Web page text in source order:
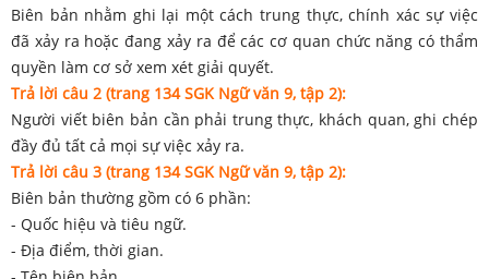
Biên bản nhằm ghi lại một cách trung thực, chính xác sự việc
đã xảy ra hoặc đang xảy ra để các cơ quan chức năng có thẩm
quyền làm cơ sở xem xét giải quyết.
Trả lời câu 2 (trang 134 SGK Ngữ văn 9, tập 2):
Người viết biên bản cần phải trung thực, khách quan, ghi chép
đầy đủ tất cả mọi sự việc xảy ra.
Trả lời câu 3 (trang 134 SGK Ngữ văn 9, tập 2):
Biên bản thường gồm có 6 phần:
- Quốc hiệu và tiêu ngữ.
- Địa điểm, thời gian.